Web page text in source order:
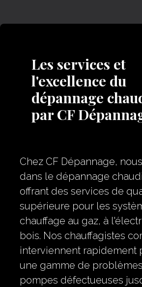
Les services et
l'excellence du
dépannage
par CF
Chez CF Dépannage,
dans le dépannage
offrant des services de
supérieure pour les
chauffage au gaz, à
bois. Nos chauffagistes
interviennent rapidement
une gamme de
pompes défectueuses